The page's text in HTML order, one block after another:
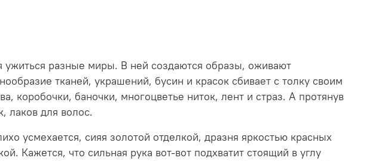
ужиться разные миры. В ней создаются образы, оживают
тканей, украшений, бусин и красок сбивает с толку своим
коробочки, баночки, многоцветье ниток, лент и страз. А протянув
лаков для волос.
усмехается, сияя золотой отделкой, дразня яркостью красных
Кажется, что сильная рука вот-вот подхватит стоящий в углу